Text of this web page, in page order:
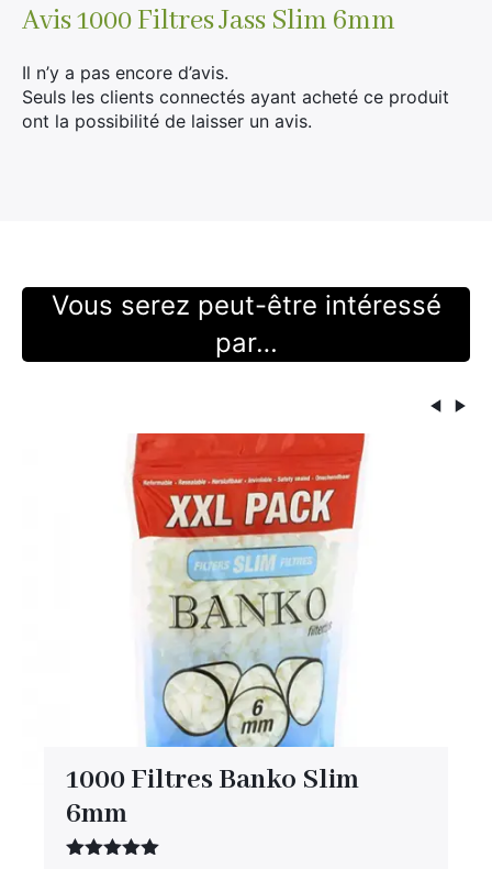
Avis1000 Filtres Jass Slim 6mm
Il n’y a pas encore d’avis.
Seuls les clients connectés ayant acheté ce produit
ont la possibilité de laisser un avis.
Vous serez peut-être intéressé
par…
1000 Filtres Banko Slim
6mm